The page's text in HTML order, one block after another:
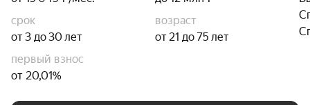
срок
от 3 до 30 лет
возраст
от 21 до 75 лет
первый взнос
от 20,01%